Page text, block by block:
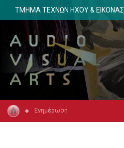
ΤΜΗΜΑ ΤΕΧΝΩΝ ΗΧΟΥ & ΕΙΚΟΝΑΣ
Ενημέρωση